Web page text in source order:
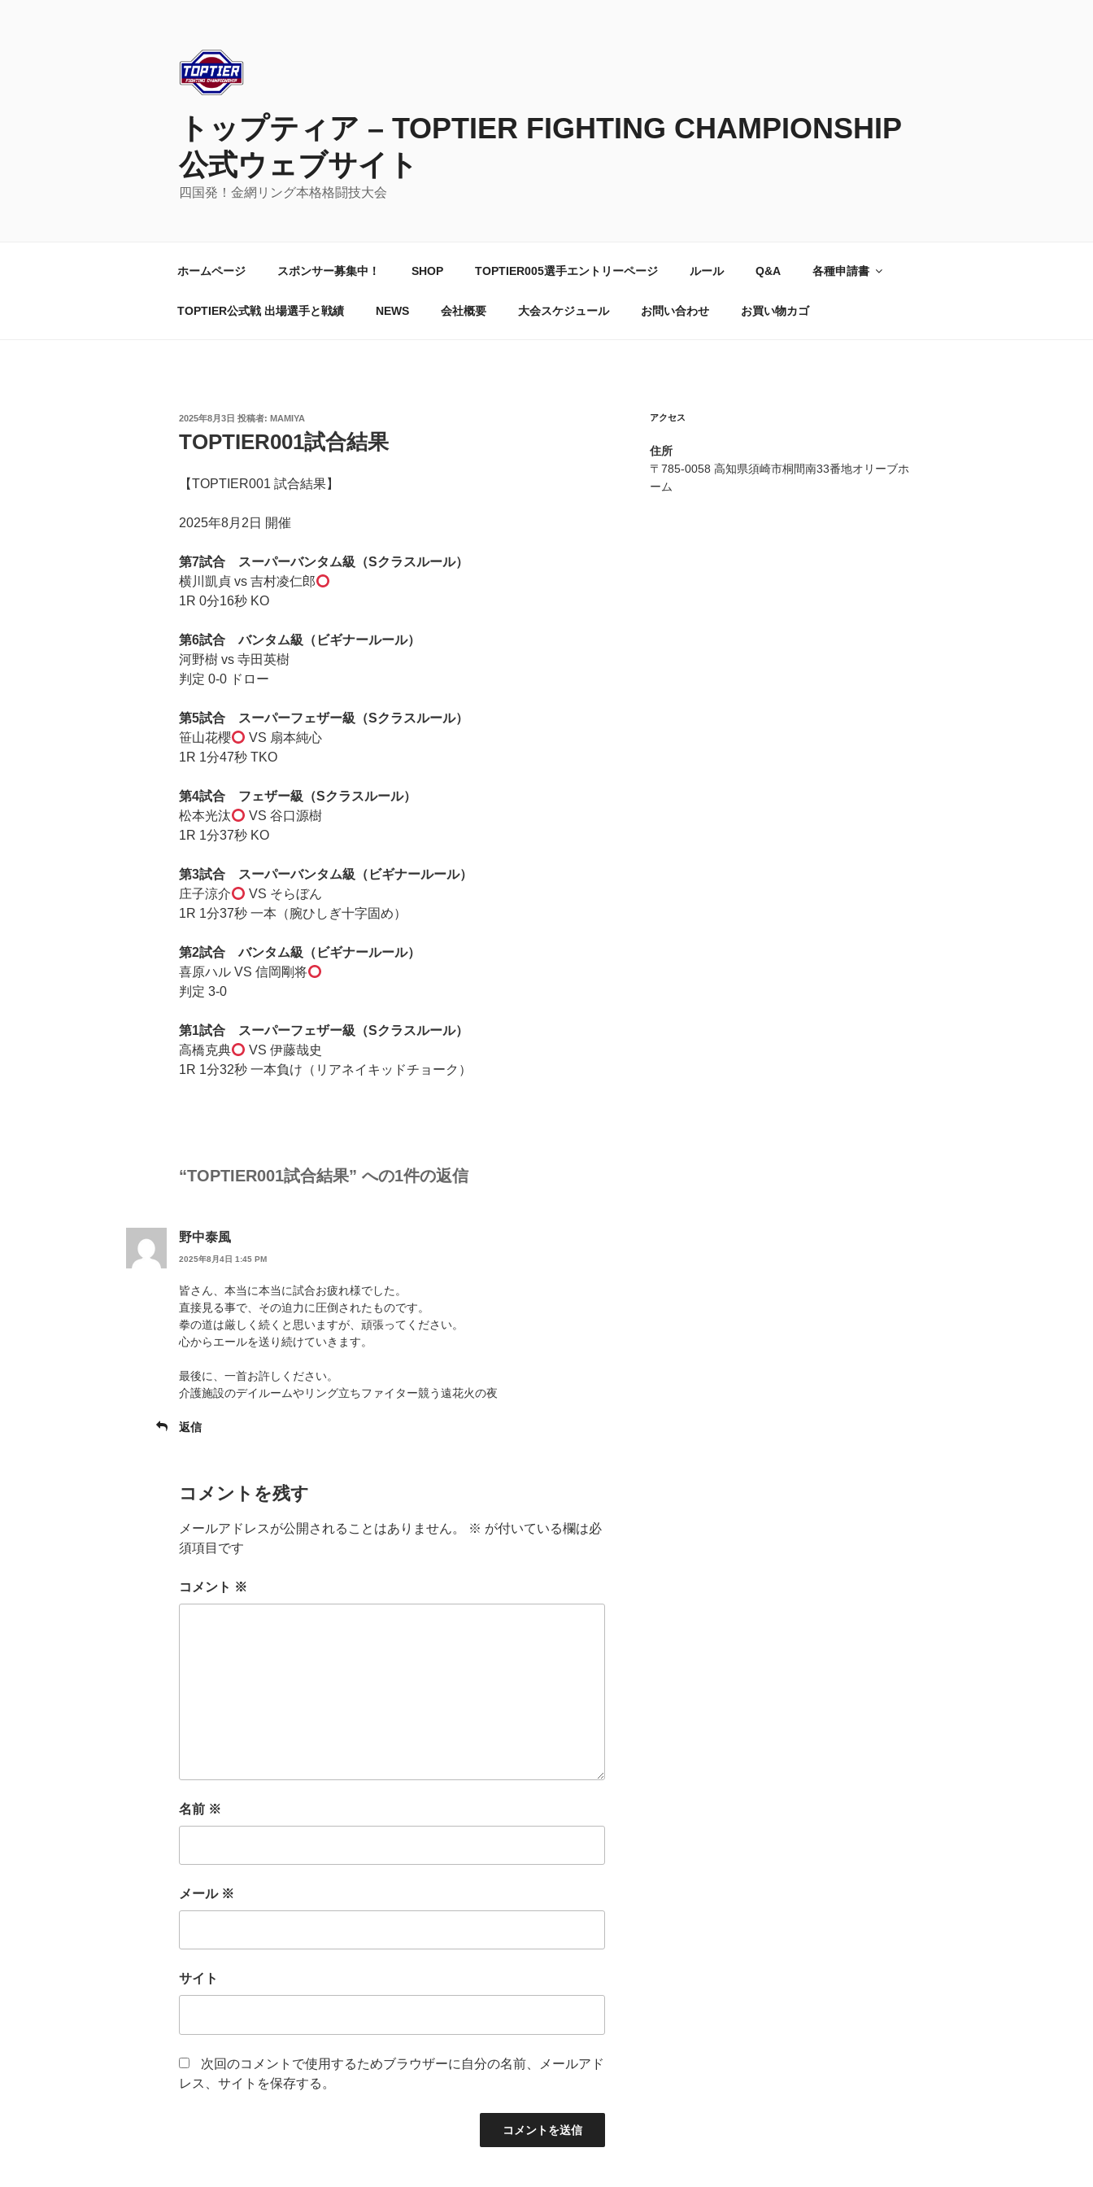
トップティア – TOPTIER FIGHTING CHAMPIONSHIP
公式ウェブサイト
四国発！金網リング本格格闘技大会
ホームページ スポンサー募集中！ SHOP TOPTIER005選手エントリーページ ルール Q&A 各種申請書
TOPTIER公式戦 出場選手と戦績 NEWS 会社概要 大会スケジュール お問い合わせ お買い物カゴ
投
2025年8月3日 投稿者: MAMIYA
TOPTIER001試合結果
【TOPTIER001 試合結果】
2025年8月2日 開催
第7試合 スーパーバンタム級（Sクラスルール）
横川凱貞 vs 吉村凌仁郎
1R 0分16秒 KO
第6試合 バンタム級（ビギナールール）
河野樹 vs 寺田英樹
判定 0-0 ドロー
第5試合 スーパーフェザー級（Sクラスルール）
笹山花櫻
VS 扇本純心
1R 1分47秒 TKO
第4試合 フェザー級（Sクラスルール）
松本光汰
VS 谷口源樹
1R 1分37秒 KO
第3試合 スーパーバンタム級（ビギナールール）
庄子涼介
VS そらぼん
1R 1分37秒 一本（腕ひしぎ十字固め）
第2試合 バンタム級（ビギナールール）
喜原ハル VS 信岡剛将
判定 3-0
第1試合 スーパーフェザー級（Sクラスルール）
高橋克典
VS 伊藤哉史
1R 1分32秒 一本負け（リアネイキッドチョーク）
“TOPTIER001試合結果” への1件の返信
野中泰風
2025年8月4日 1:45 PM
皆さん、本当に本当に試合お疲れ様でした。
直接見る事で、その迫力に圧倒されたものです。
拳の道は厳しく続くと思いますが、頑張ってください。
心からエールを送り続けていきます。
最後に、一首お許しください。
介護施設のデイルームやリング立ちファイター競う遠花火の夜
返信
コメントを残す
メールアドレスが公開されることはありません。 ※ が付いている欄は必
須項目です
コメント ※
名前 ※
メール ※
サイト
次回のコメントで使用するためブラウザーに自分の名前、メールアド
レス、サイトを保存する。
アクセス
住所
〒785-0058 高知県須崎市桐間南33番地オリーブホ
ーム